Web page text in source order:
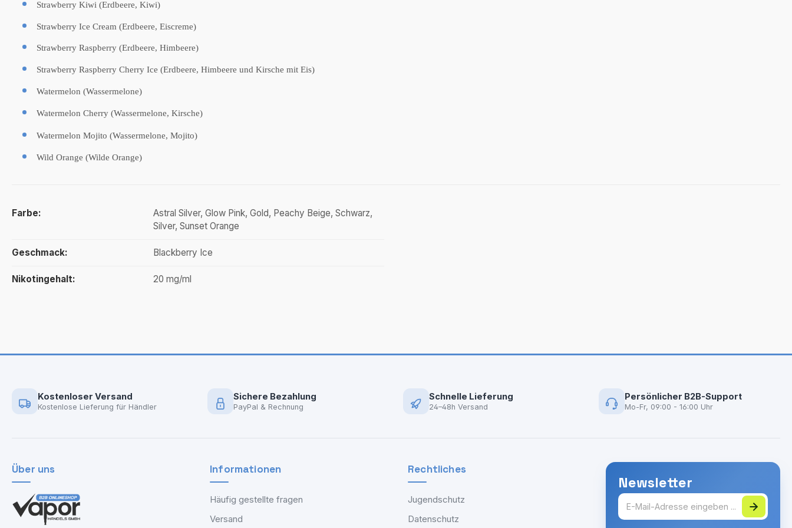
Strawberry Kiwi (Erdbeere, Kiwi)
Strawberry Ice Cream (Erdbeere, Eiscreme)
Strawberry Raspberry (Erdbeere, Himbeere)
Strawberry Raspberry Cherry Ice (Erdbeere, Himbeere und Kirsche mit Eis)
Watermelon (Wassermelone)
Watermelon Cherry (Wassermelone, Kirsche)
Watermelon Mojito (Wassermelone, Mojito)
Wild Orange (Wilde Orange)
Farbe:
Astral Silver, Glow Pink, Gold, Peachy Beige, Schwarz,
Silver, Sunset Orange
Geschmack: Blackberry Ice
Nikotingehalt: 20 mg/ml
Kostenloser Versand
Kostenlose Lieferung für Händler
Sichere Bezahlung
PayPal & Rechnung
Schnelle Lieferung
24–48h Versand
Persönlicher B2B-Support
Mo-Fr, 09:00 - 16:00 Uhr
Über uns Informationen
Häufig gestellte fragen
Versand
Rechtliches
Jugendschutz
Datenschutz
Newsletter